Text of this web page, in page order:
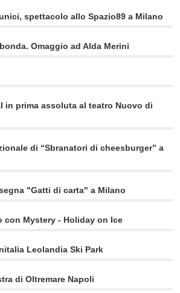
spettacolo allo Spazio89 a Milano
Omaggio ad Alda Merini
in prima assoluta al teatro Nuovo di
di “Sbranatori di cheesburger” a
"Gatti di carta" a Milano
con Mystery - Holiday on Ice
Leolandia Ski Park
di Oltremare Napoli